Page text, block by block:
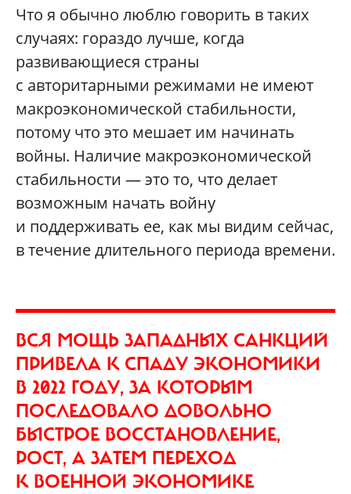
Что я обычно люблю говорить в таких
случаях: гораздо лучше, когда
развивающиеся страны
с авторитарными режимами не имеют
макроэкономической стабильности,
потому что это мешает им начинать
войны. Наличие макроэкономической
стабильности — это то, что делает
возможным начать войну
и поддерживать ее, как мы видим сейчас,
в течение длительного периода времени.
ВСЯ МОЩЬ ЗАПАДНЫХ САНКЦИЙ
ПРИВЕЛА К СПАДУ ЭКОНОМИКИ
В 2022 ГОДУ, ЗА КОТОРЫМ
ПОСЛЕДОВАЛО ДОВОЛЬНО
БЫСТРОЕ ВОССТАНОВЛЕНИЕ,
РОСТ, А ЗАТЕМ ПЕРЕХОД
К ВОЕННОЙ ЭКОНОМИКЕ